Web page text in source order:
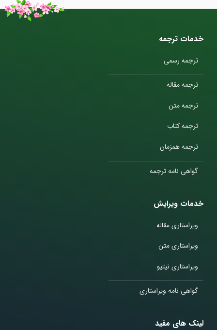
خدمات ترجمه
ترجمه رسمی
ترجمه مقاله
ترجمه متن
ترجمه کتاب
ترجمه همزمان
گواهی نامه ترجمه
خدمات ویرایش
ویراستاری مقاله
ویراستاری متن
ویراستاری نیتیو
گواهی نامه ویراستاری
لینک های مفید